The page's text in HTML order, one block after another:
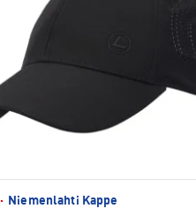
·
Niemenlahti Kappe